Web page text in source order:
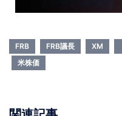
FRB FRB議長 XM
米株価